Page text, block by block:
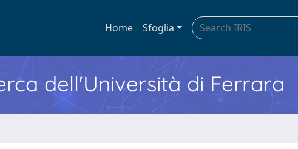
Home Sfoglia
dell'Università di Ferrara